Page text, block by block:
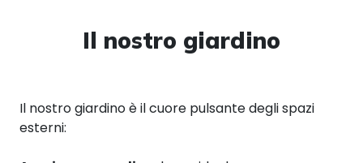
Il nostro giardino
Il nostro giardino è il cuore pulsante degli spazi
esterni: